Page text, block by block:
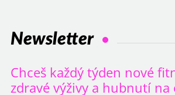
Newsletter
Chceš každý týden nové
zdravé výživy a hubnutí na